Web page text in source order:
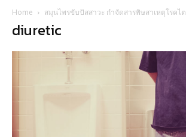
Home สมุนไพรขับปัสสาวะ กำจัดสารพิษสาเหตุโรคไต
diuretic